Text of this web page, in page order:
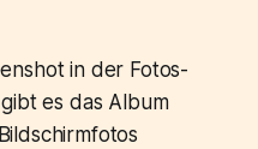
in der Fotos-
es das Album